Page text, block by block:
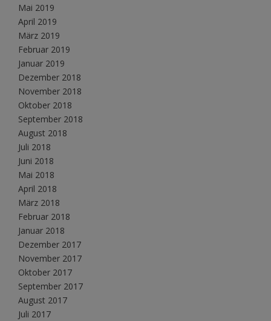
Mai 2019
April 2019
März 2019
Februar 2019
Januar 2019
Dezember 2018
November 2018
Oktober 2018
September 2018
August 2018
Juli 2018
Juni 2018
Mai 2018
April 2018
März 2018
Februar 2018
Januar 2018
Dezember 2017
November 2017
Oktober 2017
September 2017
August 2017
Juli 2017